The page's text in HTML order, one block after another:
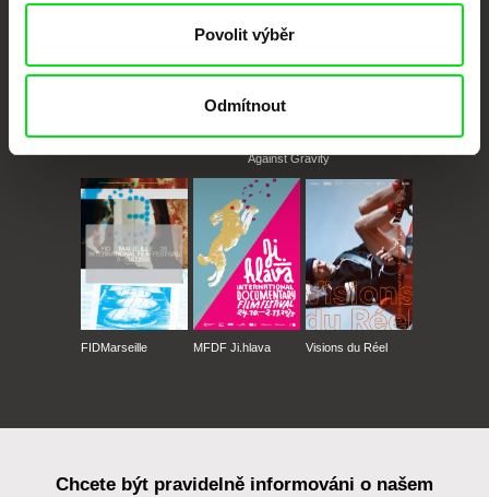
Povolit výběr
Odmítnout
CPH:DOX Doclisboa
Millennium Docs
Against Gravity
DOK Leipzig
FIDMarseille MFDF Ji.hlava Visions du Réel
Chcete být pravidelně informováni o našem